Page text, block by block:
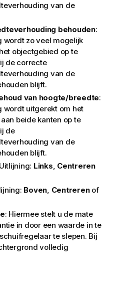
van de
behouden:
wordt zo veel mogelijk
objectgebied op te
de correcte
van de
blijft.
van hoogte/breedte:
wordt uitgerekt om het
beide kanten op te
de
van de
blijft.
Links, Centreren
Boven, Centrerenof
: Hiermee stelt u de mate
in door een waarde in te
te slepen. Bij
volledig